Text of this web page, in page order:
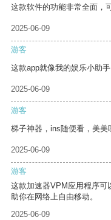
这款软件的功能非常全面，
2025-06-09
游客
这款app就像我的娱乐小助
2025-06-09
游客
梯子神器，ins随便看，美美
2025-06-09
游客
这款加速器VPM应用程序可
助你在网络上自由移动。
2025-06-09